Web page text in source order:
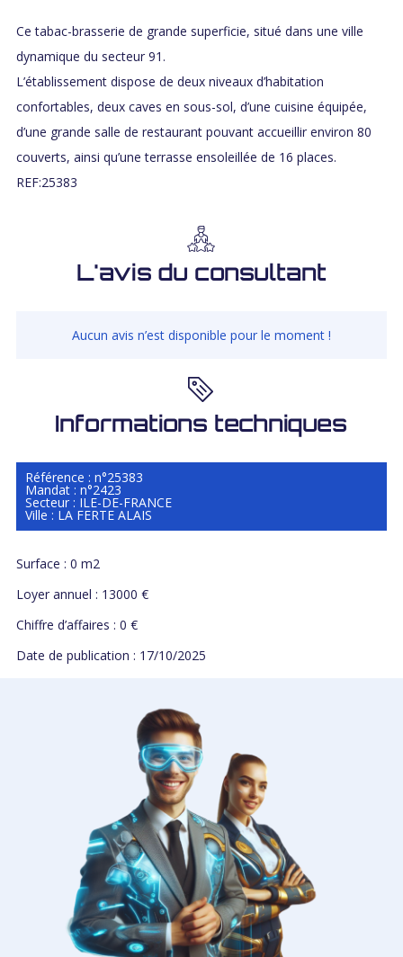
Ce tabac-brasserie de grande superficie, situé dans une ville
dynamique du secteur 91.
L’établissement dispose de deux niveaux d’habitation
confortables, deux caves en sous-sol, d’une cuisine équipée,
d’une grande salle de restaurant pouvant accueillir environ 80
couverts, ainsi qu’une terrasse ensoleillée de 16 places.
REF:25383
L'avis du consultant
Aucun avis n’est disponible pour le moment !
Informations techniques
Référence : n°25383
Mandat : n°2423
Secteur : ILE-DE-FRANCE
Ville : LA FERTE ALAIS
Surface : 0 m2
Loyer annuel : 13000 €
Chiffre d’affaires : 0 €
Date de publication : 17/10/2025